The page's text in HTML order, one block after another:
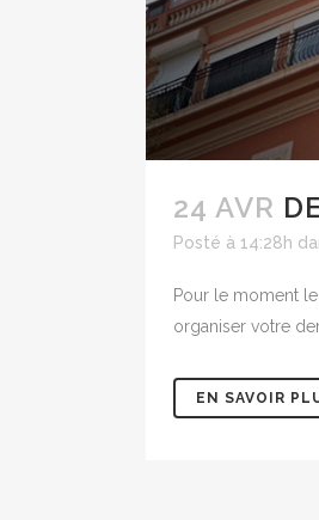
24 AVR
Posté à 14:28h
Pour le moment
organiser votre
EN SAVOIR